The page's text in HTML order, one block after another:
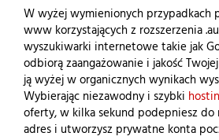
W wyżej wymienionych
www korzystających z rozszerzenia
wyszukiwarki internetowe takie jak
odbiorą zaangażowanie i jakość
ją wyżej w organicznych wynikach
Wybierając niezawodny i szybki
oferty, w kilka sekund podepniesz do
adres i utworzysz prywatne konta